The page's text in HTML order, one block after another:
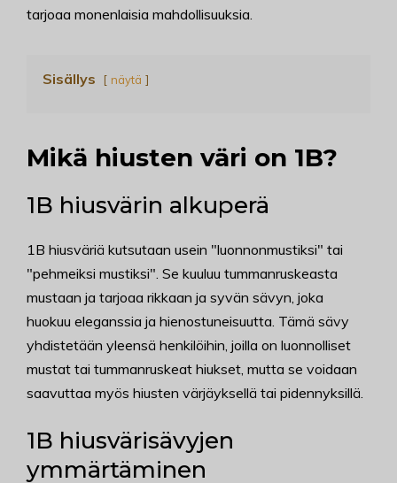
tarjoaa monenlaisia mahdollisuuksia.
Sisällys näytä
Mikä hiusten väri on 1B?
1B hiusvärin alkuperä
1B hiusväriä kutsutaan usein "luonnonmustiksi" tai
"pehmeiksi mustiksi". Se kuuluu tummanruskeasta
mustaan ja tarjoaa rikkaan ja syvän sävyn, joka
huokuu eleganssia ja hienostuneisuutta. Tämä sävy
yhdistetään yleensä henkilöihin, joilla on luonnolliset
mustat tai tummanruskeat hiukset, mutta se voidaan
saavuttaa myös hiusten värjäyksellä tai pidennyksillä.
1B hiusvärisävyjen
ymmärtäminen